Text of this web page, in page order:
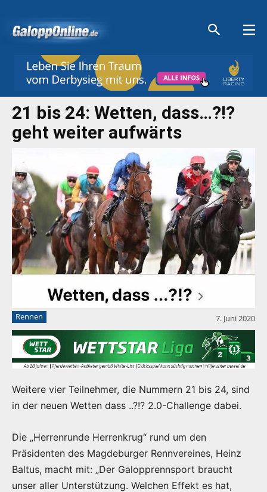
21 bis 24: Wetten, dass…?!?
geht weiter aufwärts
Rennen 7. Juni 2020
Weitere vier Teilnehmer, die Nummern 21 bis 24, sind
in der neuen Wetten dass ..?!? 2.0-Challenge dabei.
Die „Herrenrunde Herrenkrug“ rund um den
Präsidenten des Magdeburger Rennvereines, Heinz
Baltus, macht mit: „Der Galopprennsport braucht
unser aller Unterstützung. Welchen Effekt es hat,